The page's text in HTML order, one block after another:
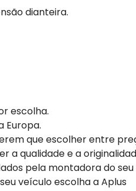
dianteira.
escolha.
Europa.
que escolher entre
a qualidade e a
pela montadora do
veículo escolha a Aplus